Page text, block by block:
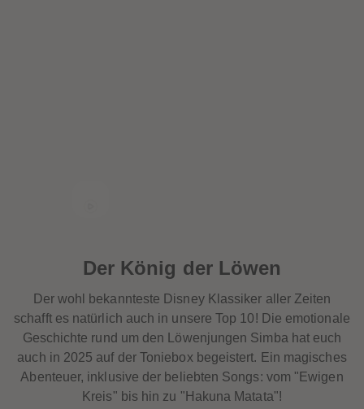
Der König der Löwen
Der wohl bekannteste Disney Klassiker aller Zeiten
schafft es natürlich auch in unsere Top 10! Die emotionale
Geschichte rund um den Löwenjungen Simba hat euch
auch in 2025 auf der Toniebox begeistert. Ein magisches
Abenteuer, inklusive der beliebten Songs: vom "Ewigen
Kreis" bis hin zu "Hakuna Matata"!